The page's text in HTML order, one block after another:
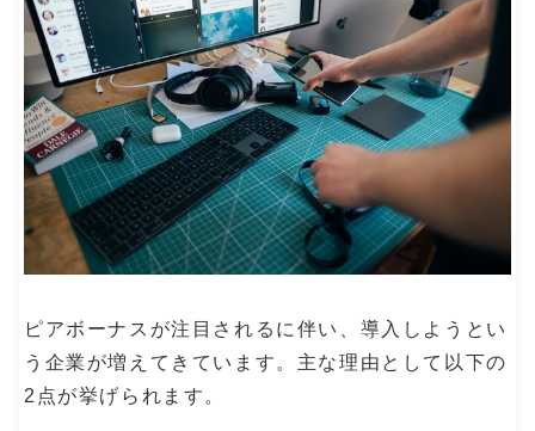
ピアボーナスが注目されるに伴い、導入しようとい
う企業が増えてきています。主な理由として以下の
2点が挙げられます。